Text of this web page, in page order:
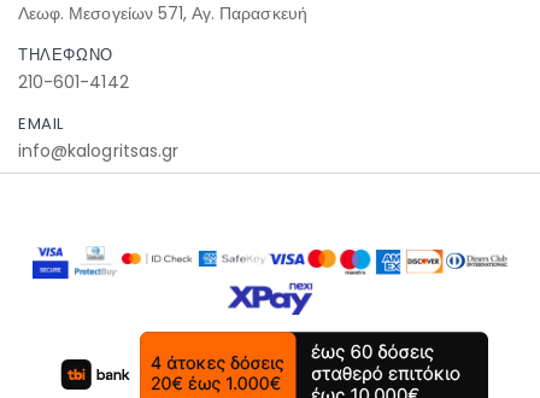
Λεωφ. Μεσογείων 571, Αγ. Παρασκευή
ΤΗΛΕΦΩΝΟ
210-601-4142
EMAIL
info@kalogritsas.gr